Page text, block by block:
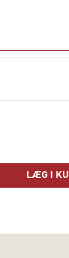
i psykisk
er kapitlerne
med
er
LÆG I